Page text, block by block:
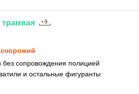
трамвая
без сопровождения полицией
и остальные фигуранты